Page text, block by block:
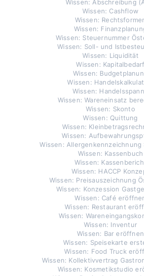
Wissen: Abschreibung
Wissen: Cashflow
Wissen:
Wissen:
Wissen: Steuernummer
Wissen: Soll- und
Wissen: Liquidität
Wissen: Kapitalbedarf
Wissen:
Wissen:
Wissen:
Wissen: Wareneinsatz
Wissen: Skonto
Wissen: Quittung
Wissen:
Wissen:
Wissen: Allergenkennzeichnung
Wissen: Kassenbuch
Wissen:
Wissen: HACCP
Wissen: Preisauszeichnung
Wissen: Konzession
Wissen: Café
Wissen: Restaurant
Wissen:
Wissen: Inventur
Wissen: Bar eröffnen
Wissen: Speisekarte
Wissen: Food Truck
Wissen: Kollektivvertrag
Wissen: Kosmetikstudio